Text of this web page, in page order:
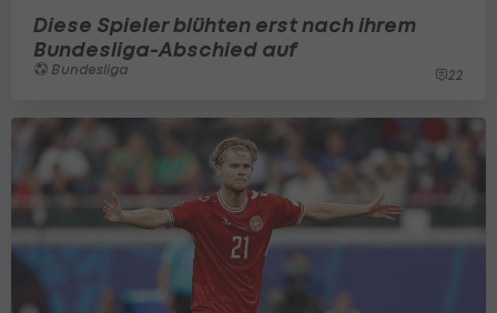
Diese Spieler blühten erst nach ihrem
Bundesliga-Abschied auf
Bundesliga 22